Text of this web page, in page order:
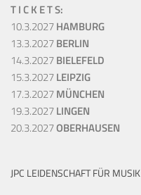
T I C K E T S:
10.3.2027HAMBURG
13.3.2027BERLIN
14.3.2027BIELEFELD
15.3.2027LEIPZIG
17.3.2027MÜNCHEN
19.3.2027LINGEN
20.3.2027OBERHAUSEN
JPC LEIDENSCHAFT FÜR MUSIK